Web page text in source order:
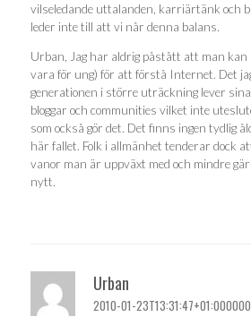
vilseledande uttalanden, karriärtänk och
leder inte till att vi når denna balans.
Urban, Jag har aldrig påstått att man kan
vara för ung) för att förstå Internet. Det
generationen i större uträckning lever
bloggar och communities vilket inte
som också gör det. Det finns ingen tydlig
här fallet. Folk i allmänhet tenderar dock
vanor man är uppväxt med och mindre
nytt.
Urban
2010-01-